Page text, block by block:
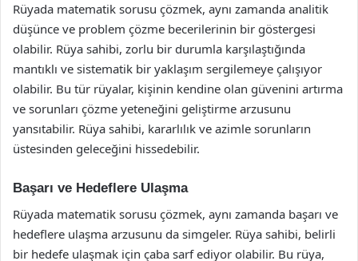
Rüyada matematik sorusu çözmek, aynı zamanda analitik
düşünce ve problem çözme becerilerinin bir göstergesi
olabilir. Rüya sahibi, zorlu bir durumla karşılaştığında
mantıklı ve sistematik bir yaklaşım sergilemeye çalışıyor
olabilir. Bu tür rüyalar, kişinin kendine olan güvenini artırma
ve sorunları çözme yeteneğini geliştirme arzusunu
yansıtabilir. Rüya sahibi, kararlılık ve azimle sorunların
üstesinden geleceğini hissedebilir.
Başarı ve Hedeflere Ulaşma
Rüyada matematik sorusu çözmek, aynı zamanda başarı ve
hedeflere ulaşma arzusunu da simgeler. Rüya sahibi, belirli
bir hedefe ulaşmak için çaba sarf ediyor olabilir. Bu rüya,